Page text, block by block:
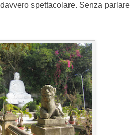
spettacolare. Senza parlare